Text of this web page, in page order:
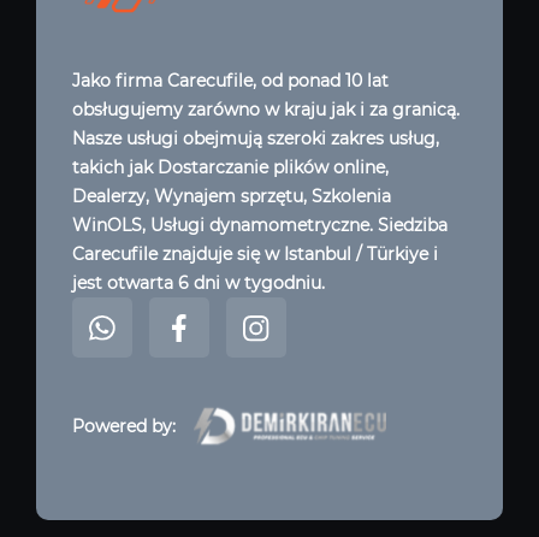
Jako firma Carecufile, od ponad 10 lat
obsługujemy zarówno w kraju jak i za granicą.
Nasze usługi obejmują szeroki zakres usług,
takich jak Dostarczanie plików online,
Dealerzy, Wynajem sprzętu, Szkolenia
WinOLS, Usługi dynamometryczne. Siedziba
Carecufile znajduje się w Istanbul / Türkiye i
jest otwarta 6 dni w tygodniu.
Powered by: